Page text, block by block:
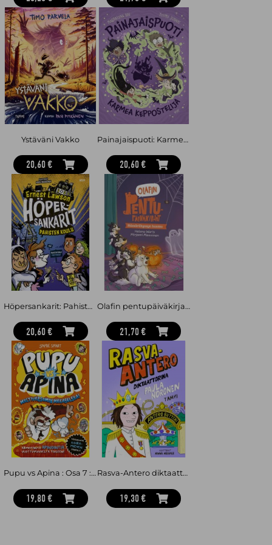
Ystäväni Vakko
20,60 €
Painajaispuoti: Karmea keppostelija
20,60 €
Höpersankarit: Pahisten koulu
20,60 €
Olafin pentupäiväkirjat. Hämärähyssyn haamu
21,70 €
Pupu vs Apina : Osa 7 : Multiversumin mekaselska!
19,80 €
Rasva-Antero diktaattorina
19,30 €